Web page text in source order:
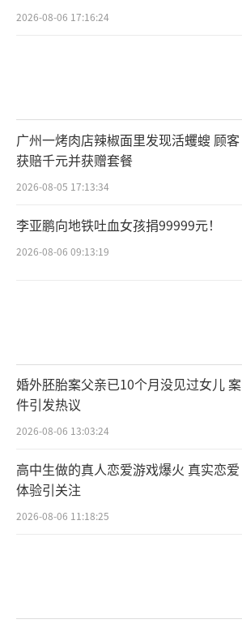
2026-08-06 17:16:24
广州一烤肉店辣椒面里发现活蠼螋 顾客
获赔千元并获赠套餐
2026-08-05 17:13:34
李亚鹏向地铁吐血女孩捐99999元！
2026-08-06 09:13:19
婚外胚胎案父亲已10个月没见过女儿 案
件引发热议
2026-08-06 13:03:24
高中生做的真人恋爱游戏爆火 真实恋爱
体验引关注
2026-08-06 11:18:25